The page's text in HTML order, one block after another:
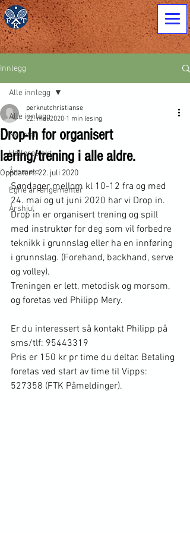
Innlegg
Alle innlegg
Nyheter
Hallprosjekt
Årsmøte
Egne arrangementer
Årshjul
Alle innlegg
Drop-In for organisert
læring/trening i alle aldre.
perknutchristianse
22. mai 2020 1 min lesing
Oppdatert:22. juli 2020
Søndager mellom kl 10-12 fra og med
24. mai og ut juni 2020 har vi Drop in.
Drop in er organisert trening og spill
med instruktør for deg som vil forbedre
teknikk i grunnslag eller ha en innføring
i grunnslag. (Forehand, backhand, serve
og volley).
Treningen er lett, metodisk og morsom,
og foretas ved Philipp Mery.
Er du interessert så kontakt Philipp på
sms/tlf: 95443319
Pris er 150 kr pr time du deltar. Betaling
foretas ved start av time til Vipps:
527358 (FTK Påmeldinger).